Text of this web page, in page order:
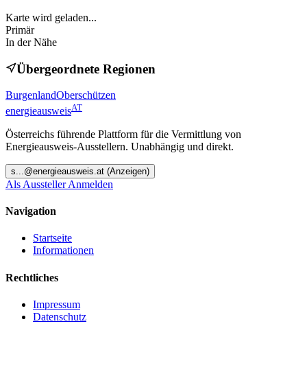
Karte wird geladen...
Primär
In der Nähe
Übergeordnete Regionen
BurgenlandOberschützen
energieausweisAT
Österreichs führende Plattform für die Vermittlung von
Energieausweis-Ausstellern. Unabhängig und direkt.
s ...@energieausweis.at (Anzeigen)
Als Aussteller Anmelden
Navigation
Startseite
Informationen
Rechtliches
Impressum
Datenschutz